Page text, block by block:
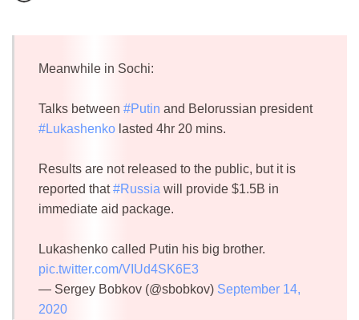
Meanwhile in Sochi:
Talks between #Putin and Belorussian president
#Lukashenkolasted 4hr 20 mins.
Results are not released to the public, but it is
reported that#Russia will provide $1.5B in
immediate aid package.
Lukashenko called Putin his big brother.
pic.twitter.com/VIUd4SK6E3
— Sergey Bobkov (@sbobkov) September 14,
2020